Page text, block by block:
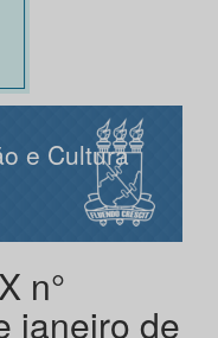
e Cultura
n°
janeiro de